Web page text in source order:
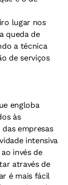
lugar nos
queda de
a técnica
de serviços
engloba
às
empresas
intensiva
invés de
através de
é mais fácil